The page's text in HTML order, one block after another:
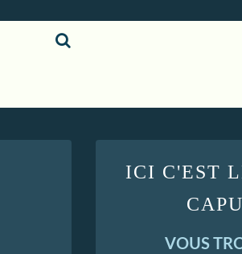
ICI C'EST
VOUS